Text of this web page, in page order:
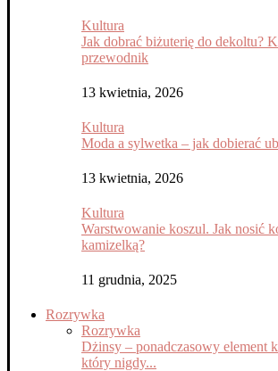
Kultura
Jak dobrać biżuterię do dekoltu?
przewodnik
13 kwietnia, 2026
Kultura
Moda a sylwetka – jak dobierać
13 kwietnia, 2026
Kultura
Warstwowanie koszul. Jak nosić
kamizelką?
11 grudnia, 2025
Rozrywka
Rozrywka
Dżinsy – ponadczasowy element
który nigdy...